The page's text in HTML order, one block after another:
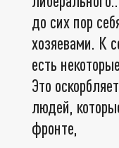
до сих пор
хозяевами. К
есть
Это
людей,
фронте,